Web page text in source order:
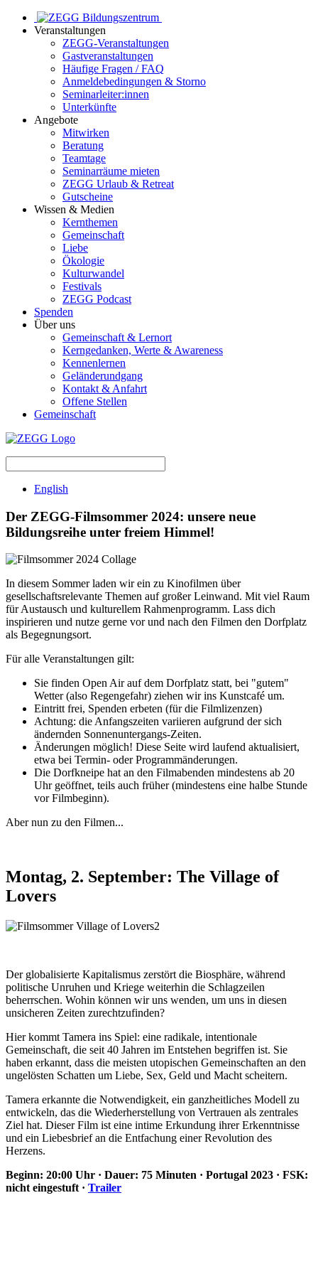
Veranstaltungen
ZEGG-Veranstaltungen
Gastveranstaltungen
Häufige Fragen / FAQ
Anmeldebedingungen & Storno
Seminarleiter:innen
Unterkünfte
Angebote
Mitwirken
Beratung
Teamtage
Seminarräume mieten
ZEGG Urlaub & Retreat
Gutscheine
Wissen & Medien
Kernthemen
Gemeinschaft
Liebe
Ökologie
Kulturwandel
Festivals
ZEGG Podcast
Spenden
Über uns
Gemeinschaft & Lernort
Kerngedanken, Werte & Awareness
Kennenlernen
Geländerundgang
Kontakt & Anfahrt
Offene Stellen
Gemeinschaft
English
Der ZEGG-Filmsommer 2024: unsere neue
Bildungsreihe unter freiem Himmel!
In diesem Sommer laden wir ein zu Kinofilmen über
gesellschaftsrelevante Themen auf großer Leinwand. Mit viel Raum
für Austausch und kulturellem Rahmenprogramm. Lass dich
inspirieren und nutze gerne vor und nach den Filmen den Dorfplatz
als Begegnungsort.
Für alle Veranstaltungen gilt:
Sie finden Open Air auf dem Dorfplatz statt, bei "gutem"
Wetter (also Regengefahr) ziehen wir ins Kunstcafé um.
Eintritt frei, Spenden erbeten (für die Filmlizenzen)
Achtung: die Anfangszeiten variieren aufgrund der sich
ändernden Sonnenuntergangs-Zeiten.
Änderungen möglich! Diese Seite wird laufend aktualisiert,
etwa bei Termin- oder Programmänderungen.
Die Dorfkneipe hat an den Filmabenden mindestens ab 20
Uhr geöffnet, teils auch früher (mindestens eine halbe Stunde
vor Filmbeginn).
Aber nun zu den Filmen...
Montag, 2. September: The Village of
Lovers
Der globalisierte Kapitalismus zerstört die Biosphäre, während
politische Unruhen und Kriege weiterhin die Schlagzeilen
beherrschen. Wohin können wir uns wenden, um uns in diesen
unsicheren Zeiten zurechtzufinden?
Hier kommt Tamera ins Spiel: eine radikale, intentionale
Gemeinschaft, die seit 40 Jahren im Entstehen begriffen ist. Sie
haben erkannt, dass die meisten utopischen Gemeinschaften an den
ungelösten Schatten um Liebe, Sex, Geld und Macht scheitern.
Tamera erkannte die Notwendigkeit, ein ganzheitliches Modell zu
entwickeln, das die Wiederherstellung von Vertrauen als zentrales
Ziel hat. Dieser Film ist eine intime Erkundung ihrer Erkenntnisse
und ein Liebesbrief an die Entfachung einer Revolution des
Herzens.
Beginn: 20:00 Uhr · Dauer: 75 Minuten · Portugal 2023 · FSK:
nicht eingestuft · Trailer